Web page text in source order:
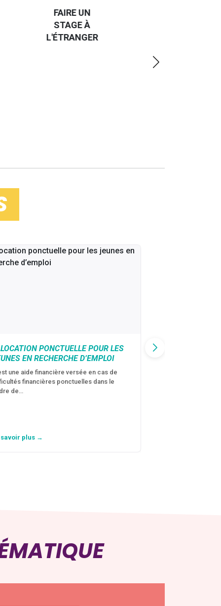
TROUVER
UN JOB À
L'ÉTRANGER
PONCTUELLE POUR LES
EN RECHERCHE D’EMPLOI
une aide financière versée en cas de
financières ponctuelles dans le
de…
savoir plus →